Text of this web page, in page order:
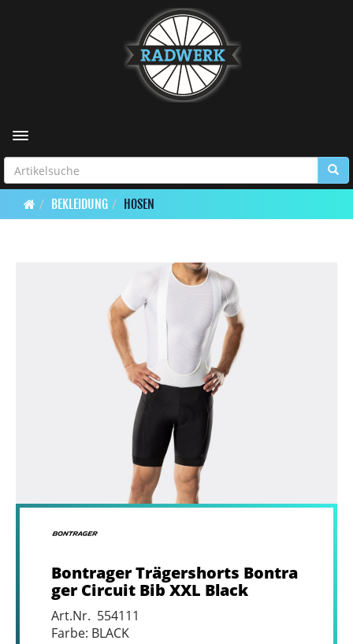
Toggle navigation
BEKLEIDUNG HOSEN
Bontrager Trägershorts Bontra
ger Circuit Bib XXL Black
Art.Nr. 554111
Farbe: BLACK